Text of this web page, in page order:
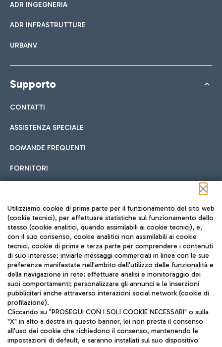
ADR INGEGNERIA
ADR INFRASTRUTTURE
URBANV
Supporto
CONTATTI
ASSISTENZA SPECIALE
DOMANDE FREQUENTI
FORNITORI
Seguici sui social
TRAVEL JOURNAL
ITA
Utilizziamo cookie di prima parte per il funzionamento del sito web
(cookie tecnici), per effettuare statistiche sul funzionamento dello
stesso (cookie analitici, quando assimilabili ai cookie tecnici), e,
con il suo consenso, cookie analitici non assimilabili ai cookie
tecnici, cookie di prima e terza parte per comprendere i contenuti
di suo interesse; inviarle messaggi commerciali in linea con le sue
preferenze manifestate nell'ambito dell'utilizzo delle funzionalità e
della navigazione in rete; effettuare analisi e monitoraggio dei
suoi comportamenti; personalizzare gli annunci e le inserzioni
pubblicitari anche attraverso interazioni social network (cookie di
profilazione).
Cliccando su "PROSEGUI CON I SOLI COOKIE NECESSARI" o sulla
"X" in alto a destra in questo banner, lei non presta il consenso
all'uso dei cookie che richiedono il consenso, mantenendo le
impostazioni di default, e saranno installati sul suo dispositivo